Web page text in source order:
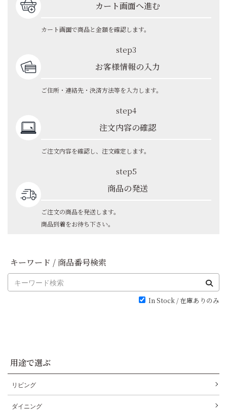
カート画面へ進む
カート画面で商品と金額を確認します。
step3
お客様情報の入力
ご住所・連絡先・決済方法等を入力します。
step4
注文内容の確認
ご注文内容を確認し、注文確定します。
step5
商品の発送
ご注文の商品を発送します。
商品到着をお待ち下さい。
キーワード / 商品番号検索
In Stock / 在庫ありのみ
用途で選ぶ
リビング
ダイニング